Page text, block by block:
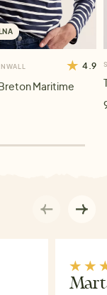
4.9
Maritime